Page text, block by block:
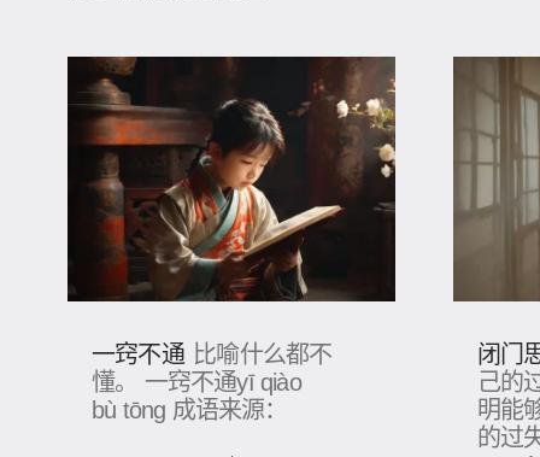
一窍不通 比喻什么都不
懂。 一窍不通yī qiào
bù tōng 成语来源：
闭门
己的
明能
的过